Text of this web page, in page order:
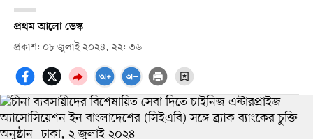
প্রথম আলো ডেস্ক
প্রকাশ: ০৮ জুলাই ২০২৪, ২২: ৩৬